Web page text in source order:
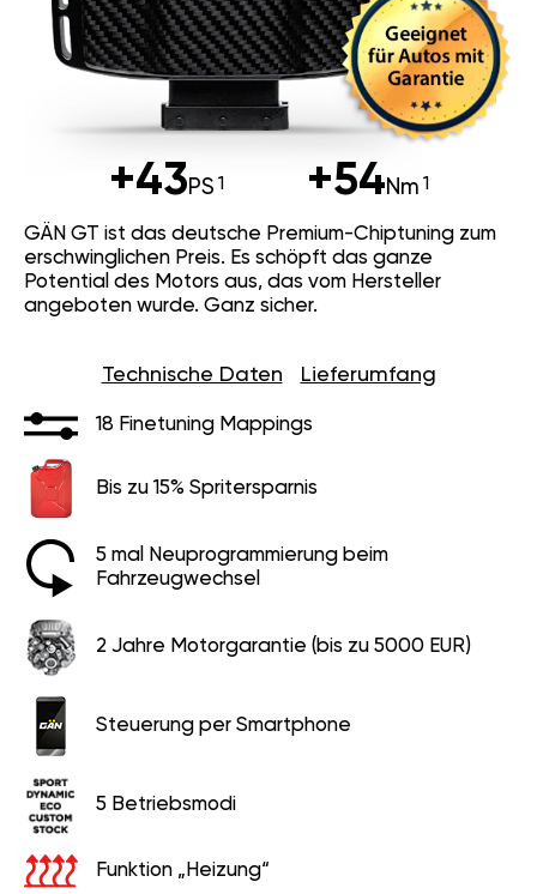
+43PS +54Nm
GÄN GT ist das deutsche Premium-Chiptuning zum
erschwinglichen Preis. Es schöpft das ganze
Potential des Motors aus, das vom Hersteller
angeboten wurde. Ganz sicher.
Technische Daten Lieferumfang
18 Finetuning Mappings
Bis zu 15% Spritersparnis
5 mal Neuprogrammierung beim
Fahrzeugwechsel
2 Jahre Motorgarantie (bis zu 5000 EUR)
Steuerung per Smartphone
5 Betriebsmodi
Funktion „Heizung“